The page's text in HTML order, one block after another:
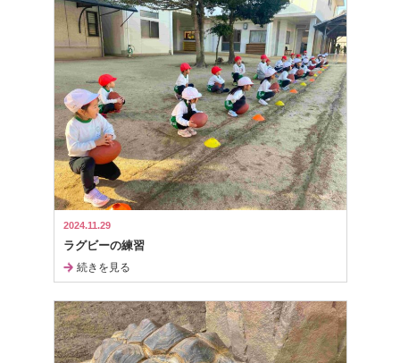
2024.11.29
ラグビーの練習
続きを見る